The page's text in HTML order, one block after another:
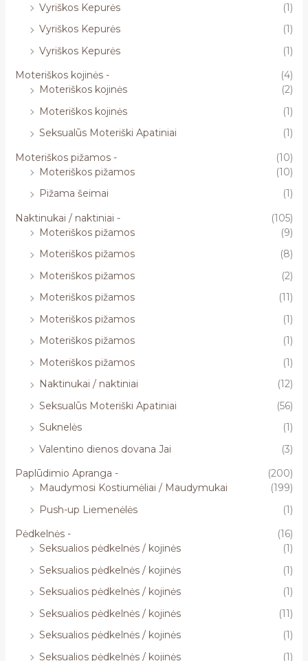
Vyriškos Kepurės
(1)
Vyriškos Kepurės
(1)
Vyriškos Kepurės
(1)
Moteriškos kojinės -
(4)
Moteriškos kojinės
(2)
Moteriškos kojinės
(1)
Seksualūs Moteriški Apatiniai
(1)
Moteriškos pižamos -
(10)
Moteriškos pižamos
(10)
Pižama šeimai
(1)
Naktinukai / naktiniai -
(105)
Moteriškos pižamos
(9)
Moteriškos pižamos
(8)
Moteriškos pižamos
(2)
Moteriškos pižamos
(11)
Moteriškos pižamos
(1)
Moteriškos pižamos
(1)
Moteriškos pižamos
(1)
Naktinukai / naktiniai
(12)
Seksualūs Moteriški Apatiniai
(56)
Suknelės
(1)
Valentino dienos dovana Jai
(3)
Paplūdimio Apranga -
(200)
Maudymosi Kostiumėliai / Maudymukai
(199)
Push-up Liemenėlės
(1)
Pėdkelnės -
(16)
Seksualios pėdkelnės / kojinės
(1)
Seksualios pėdkelnės / kojinės
(1)
Seksualios pėdkelnės / kojinės
(1)
Seksualios pėdkelnės / kojinės
(11)
Seksualios pėdkelnės / kojinės
(1)
Seksualios pėdkelnės / kojinės
(1)